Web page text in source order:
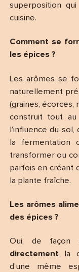
superposition
cuisine.
Comment se
les épices ?
Les arômes se
naturellement
(graines, écorces,
construit tout
l’influence du
la fermentation
transformer ou
parfois en créant
la plante fraîche.
Les arômes
des épices ?
Oui, de façon
directementla
d’une même